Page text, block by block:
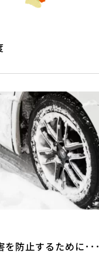
を防止するために･･･